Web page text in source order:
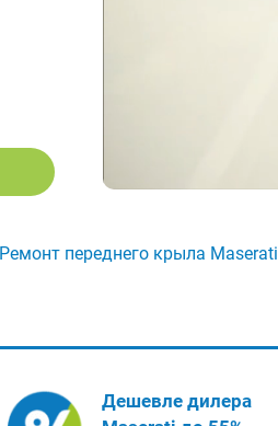
Ремонт переднего крыла Maserati
Дешевле дилера